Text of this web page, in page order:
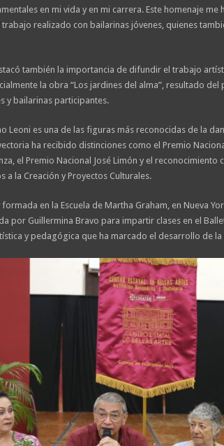
en mi vida y en mi carrera. Este homenaje
realizado con bailarinas jóvenes, quienes
también la importancia de difundir el trabajo
la obra “Los jardines del alma”, resultado
y bailarinas participantes.
Leoni es una de las figuras más reconocidas de la
ha recibido distinciones como el Premio
el Premio Nacional José Limón y el reconocimiento
a la Creación y Proyectos Culturales.
formada en la Escuela de Martha Graham, en Nueva
por Guillermina Bravo para impartir clases en el
y pedagógica que ha marcado el desarrollo de